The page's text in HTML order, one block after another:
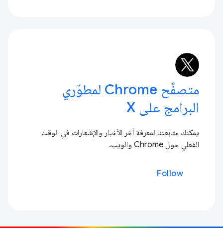
متصفِّح Chrome لمطوّري
البرامج على X
يمكنك متابعتنا لمعرفة آخر الأخبار والإشعارات في الوقت
الفعلي حول Chrome والويب.
Follow